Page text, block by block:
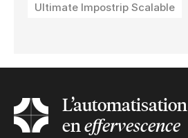
Ultimate Impostrip Scalable
L’automatisation
eneffervescence